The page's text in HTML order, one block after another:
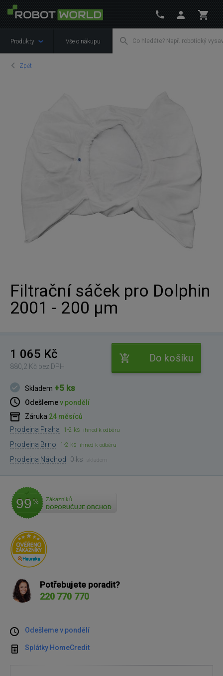
Produkty Vše o nákupu
Zpět
Filtrační sáček pro Dolphin
2001 - 200 µm
1 065 Kč
880,2 Kč bez DPH
Do košíku
Skladem +5 ks
Odešlemev pondělí
Záruka 24 měsíců
Prodejna Praha
1-2 ks ihned k odběru
Prodejna Brno 1-2 ks ihned k odběru
Prodejna Náchod 0 ks skladem
99 %
Zákazníků
DOPORUČUJE OBCHOD
Potřebujete poradit?
220 770 770
Odešleme v pondělí
Splátky HomeCredit